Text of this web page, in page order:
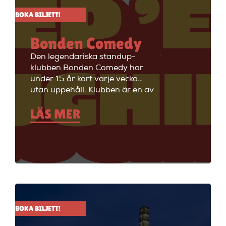
BOKA BILJETT!
Bonden Comedy
Den legendariska standup-
klubben Bonden Comedy har
under 15 år kört varje vecka
utan uppehåll. Klubben är en av
Stockholms äldsta
standupklubbar och är känd för
att ha de bästa komikerna i
välkommen till Big Ben Stand
LÄS MER
BOKA BILJETT!